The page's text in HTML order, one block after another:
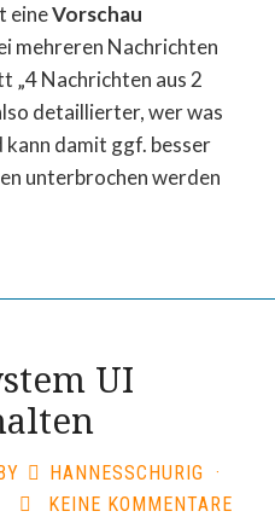
eineVorschau
mehreren Nachrichten
„4 Nachrichten aus 2
detaillierter, wer was
kann damit ggf. besser
unterbrochen werden
UI
HANNESSCHURIG ·
KEINE KOMMENTARE